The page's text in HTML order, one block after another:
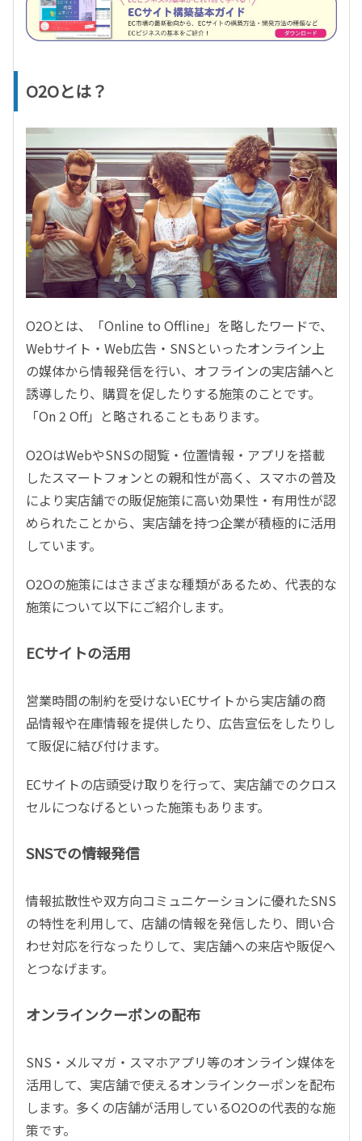
O2Oとは？
O2Oとは、「Online to Offline」を略したワードで、
Webサイト・Web広告・SNSといったオンライン上
の媒体から情報発信を行い、オフラインの実店舗へと
誘導したり、購買を促したりする施策のことです。
「On 2 Off」と略されることもあります。
O2OはWebやSNSの閲覧・位置情報・アプリを搭載
したスマートフォンとの親和性が高く、スマホの普及
により実店舗での販促施策に高い効果性・有用性が認
められたことから、実店舗を持つ企業が積極的に活用
しています。
O2Oの施策にはさまざまな種類があるため、代表的な
施策について以下にご紹介します。
ECサイトの活用
営業時間の制約を受けないECサイトから実店舗の商
品情報や在庫情報を提供したり、広告宣伝をしたりし
て販促に結び付けます。
ECサイトの店頭受け取りを行って、実店舗でのクロス
セルにつなげるといった施策もあります。
SNSでの情報発信
情報拡散性や双方向コミュニケーションに優れたSNS
の特性を利用して、店舗の情報を発信したり、問い合
わせ対応を行なったりして、実店舗への来店や販促へ
とつなげます。
オンラインクーポンの配布
SNS・メルマガ・スマホアプリ等のオンライン媒体を
活用して、実店舗で使えるオンラインクーポンを配布
します。多くの店舗が活用しているO2Oの代表的な施
策です。